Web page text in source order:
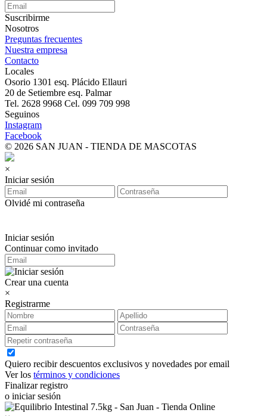
Suscribirme
Nosotros
Preguntas frecuentes
Nuestra empresa
Contacto
Locales
Osorio 1301 esq. Plácido Ellauri
20 de Setiembre esq. Palmar
Tel. 2628 9968 Cel. 099 709 998
Seguinos
Instagram
Facebook
© 2026 SAN JUAN - TIENDA DE MASCOTAS
×
Iniciar sesión
Olvidé mi contraseña
Iniciar sesión
Continuar como invitado
Crear una cuenta
×
Registrarme
Quiero recibir descuentos exclusivos y novedades por email
Ver los términos y condiciones
Finalizar registro
o iniciar sesión